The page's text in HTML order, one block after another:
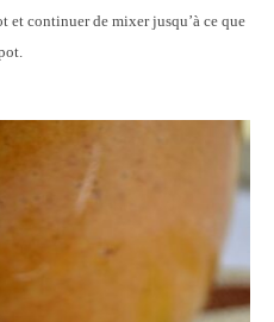
et continuer de mixer jusqu’à ce que